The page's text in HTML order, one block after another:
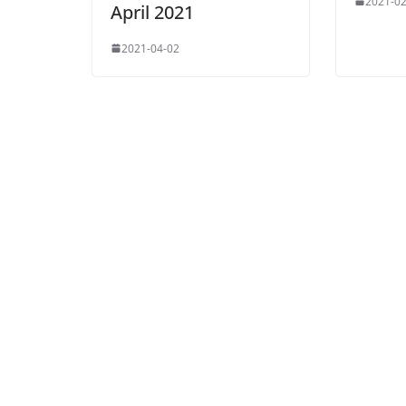
April 2021
2021-04-02